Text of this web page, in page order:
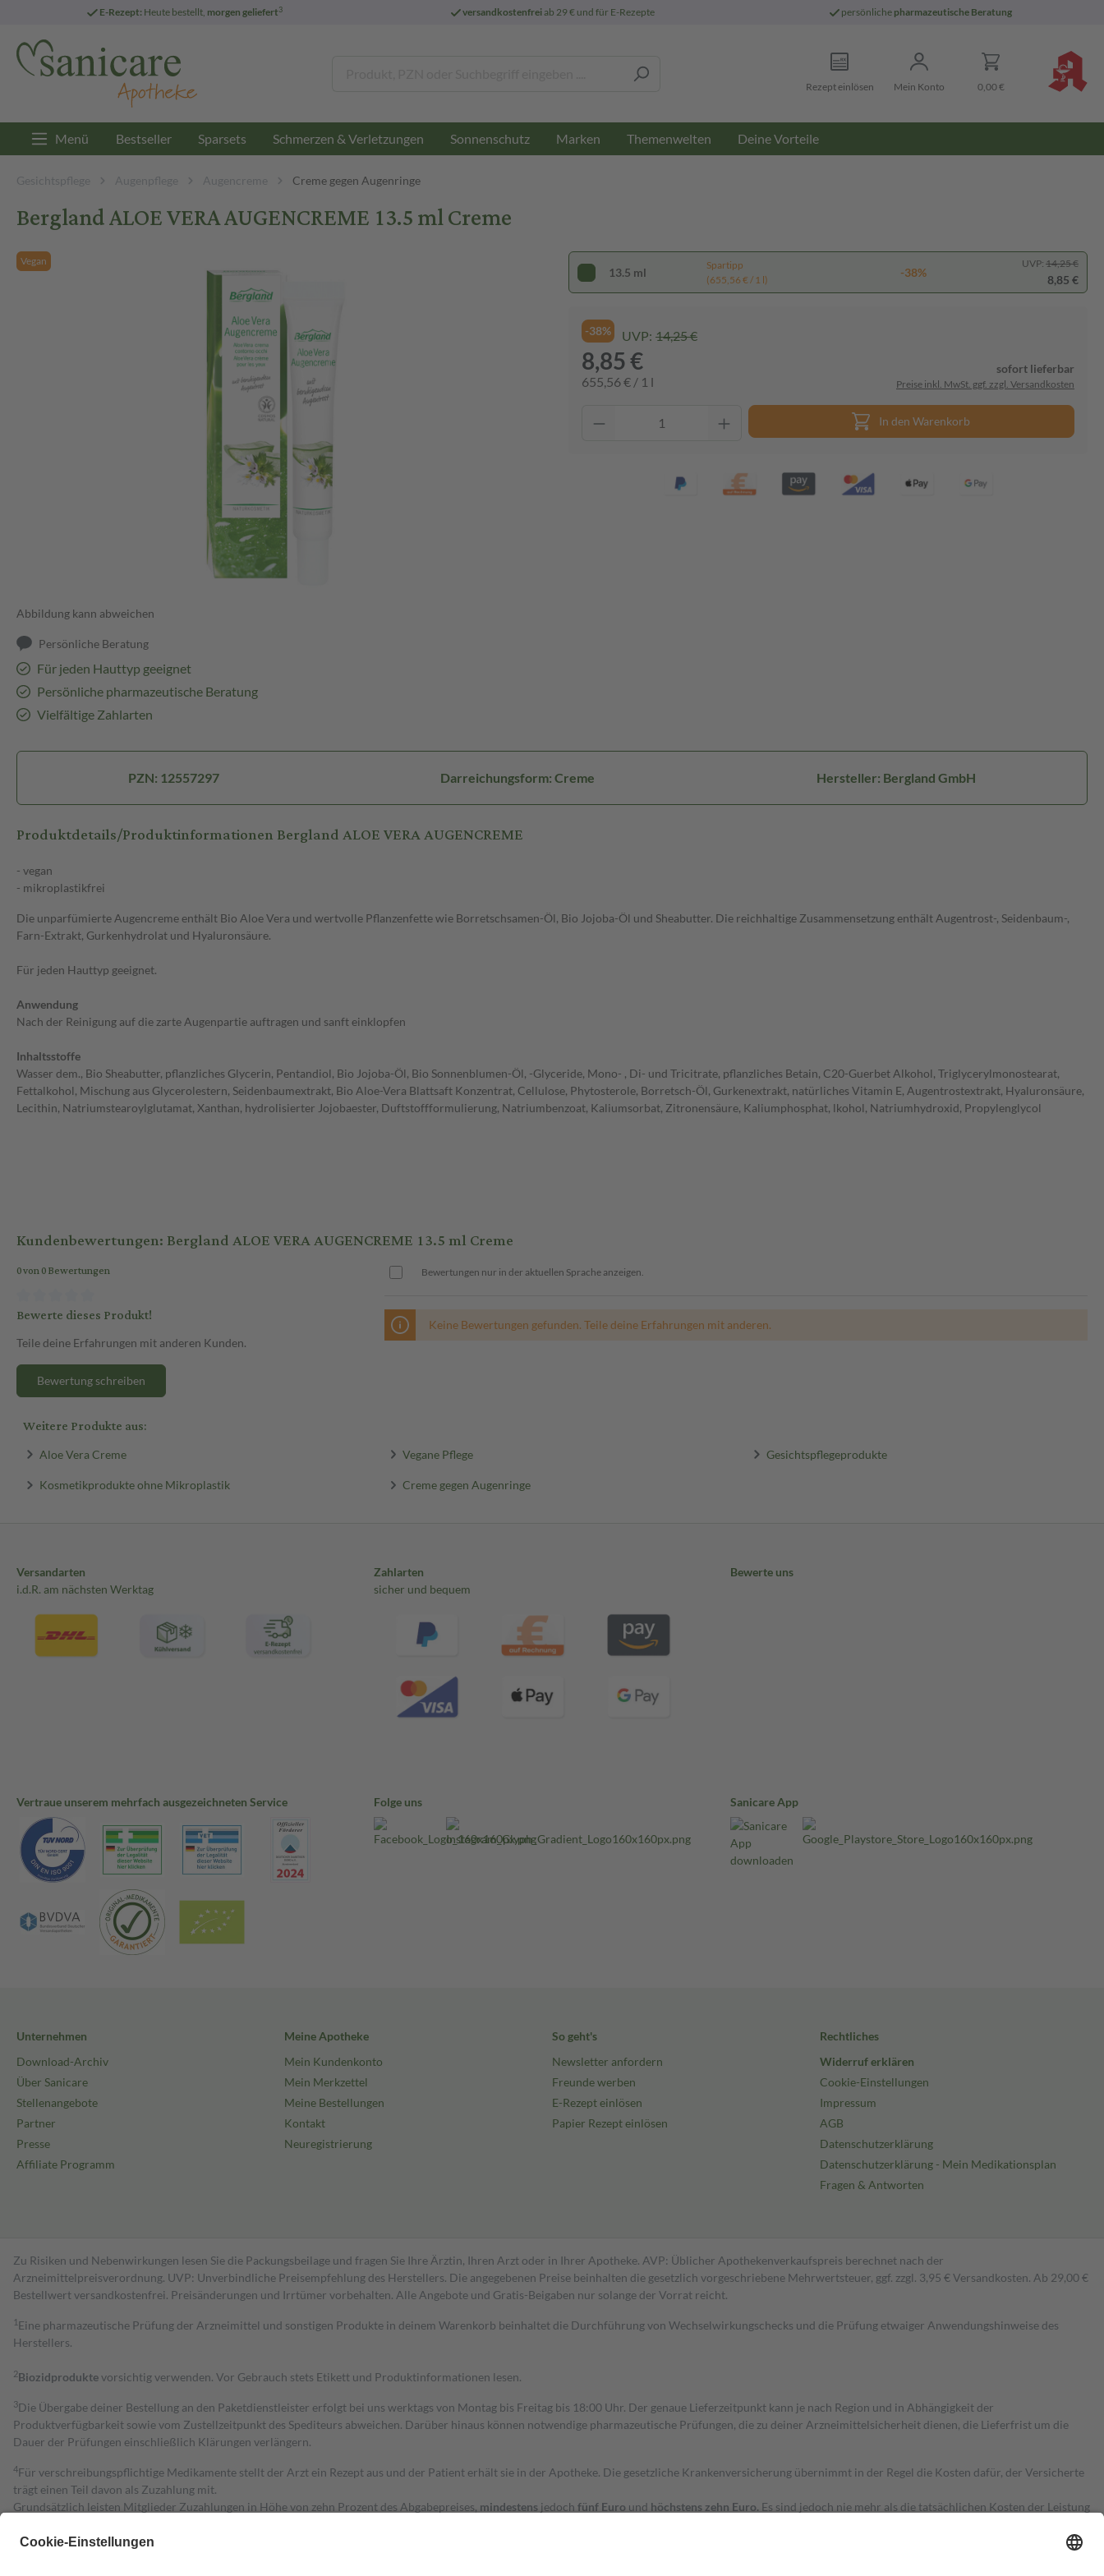
E-Rezept: Heute bestellt, morgen geliefert3 versandkostenfreiab 29 € und für E-Rezepte persönliche pharmazeutische Beratung
Rezept einlösen Mein Konto 0,00 €
Menü Bestseller Sparsets Schmerzen & Verletzungen Sonnenschutz Marken Themenwelten Deine Vorteile
Gesichtspflege Augenpflege Augencreme Creme gegen Augenringe
Bergland ALOE VERA AUGENCREME 13.5 ml Creme
Vegan
Abbildung kann abweichen
Persönliche Beratung
Für jeden Hauttyp geeignet
Persönliche pharmazeutische Beratung
Vielfältige Zahlarten
13.5 ml
Spartipp
(655,56 € / 1 l)
-38%
UVP: 14,25 €
8,85 €
-38% UVP: 14,25 €
8,85 €
655,56 € / 1 l
sofort lieferbar
Preise inkl. MwSt. ggf. zzgl. Versandkosten
In den Warenkorb
PZN: 12557297 Darreichungsform: Creme Hersteller: Bergland GmbH
Produktdetails/Produktinformationen Bergland ALOE VERA AUGENCREME
- vegan
- mikroplastikfrei
Die unparfümierte Augencreme enthält Bio Aloe Vera und wertvolle Pflanzenfette wie Borretschsamen-Öl, Bio Jojoba-Öl und Sheabutter. Die reichhaltige Zusammensetzung enthält Augentrost-, Seidenbaum-,
Farn-Extrakt, Gurkenhydrolat und Hyaluronsäure.
Für jeden Hauttyp geeignet.
Anwendung
Nach der Reinigung auf die zarte Augenpartie auftragen und sanft einklopfen
Inhaltsstoffe
Wasser dem., Bio Sheabutter, pflanzliches Glycerin, Pentandiol, Bio Jojoba-Öl, Bio Sonnenblumen-Öl, -Glyceride, Mono- , Di- und Tricitrate, pflanzliches Betain, C20-Guerbet Alkohol, Triglycerylmonostearat,
Fettalkohol, Mischung aus Glycerolestern, Seidenbaumextrakt, Bio Aloe-Vera Blattsaft Konzentrat, Cellulose, Phytosterole, Borretsch-Öl, Gurkenextrakt, natürliches Vitamin E, Augentrostextrakt, Hyaluronsäure,
Lecithin, Natriumstearoylglutamat, Xanthan, hydrolisierter Jojobaester, Duftstoffformulierung, Natriumbenzoat, Kaliumsorbat, Zitronensäure, Kaliumphosphat, lkohol, Natriumhydroxid, Propylenglycol
Kundenbewertungen: Bergland ALOE VERA AUGENCREME 13.5 ml Creme
0 von 0 Bewertungen
Bewerte dieses Produkt!
Teile deine Erfahrungen mit anderen Kunden.
Bewertung schreiben
Bewertungen nur in der aktuellen Sprache anzeigen.
Keine Bewertungen gefunden. Teile deine Erfahrungen mit anderen.
Weitere Produkte aus:
Aloe Vera Creme Vegane Pflege Gesichtspflegeprodukte
Kosmetikprodukte ohne Mikroplastik Creme gegen Augenringe
Versandarten
i.d.R. am nächsten Werktag
Zahlarten
sicher und bequem
Bewerte uns
Vertraue unserem mehrfach ausgezeichneten Service Folge uns Sanicare App
Unternehmen
Download-Archiv
Über Sanicare
Stellenangebote
Partner
Presse
Affiliate Programm
Meine Apotheke
Mein Kundenkonto
Mein Merkzettel
Meine Bestellungen
Kontakt
Neuregistrierung
So geht's
Newsletter anfordern
Freunde werben
E-Rezept einlösen
Papier Rezept einlösen
Rechtliches
Widerruf erklären
Cookie-Einstellungen
Impressum
AGB
Datenschutzerklärung
Datenschutzerklärung - Mein Medikationsplan
Fragen & Antworten
Zu Risiken und Nebenwirkungen lesen Sie die Packungsbeilage und fragen Sie Ihre Ärztin, Ihren Arzt oder in Ihrer Apotheke. AVP: Üblicher Apothekenverkaufspreis berechnet nach der
Arzneimittelpreisverordnung. UVP: Unverbindliche Preisempfehlung des Herstellers. Die angegebenen Preise beinhalten die gesetzlich vorgeschriebene Mehrwertsteuer, ggf. zzgl. 3,95 € Versandkosten. Ab 29,00 €
Bestell­wert versand­kosten­frei. Preisänderungen und Irrtümer vorbehalten. Alle Angebote und Gratis-Beigaben nur solange der Vorrat reicht.
1 Eine pharmazeutische Prüfung der Arzneimittel und sonstigen Produkte in deinem Warenkorb beinhaltet die Durchführung von Wechselwirkungschecks und die Prüfung etwaiger Anwendungshinweise des
Herstellers.
2Biozidproduktevorsichtig verwenden. Vor Gebrauch stets Etikett und Produktinformationen lesen.
3Die Übergabe deiner Bestellung an den Paketdienstleister erfolgt bei uns werktags von Montag bis Freitag bis 18:00 Uhr. Der genaue Lieferzeitpunkt kann je nach Region und in Abhängigkeit der
Produktverfügbarkeit sowie vom Zustellzeitpunkt des Spediteurs abweichen. Darüber hinaus können notwendige pharmazeutische Prüfungen, die zu deiner Arzneimittelsicherheit dienen, die Lieferfrist um die
Dauer der Prüfungen einschließlich Klärungen verlängern.
4Für verschreibungspflichtige Medikamente stellt der Arzt ein Rezept aus und der Patient erhält sie in der Apotheke. Die gesetzliche Krankenversicherung übernimmt in der Regel die Kosten dafür, der Versicherte
trägt einen Teil davon als Zuzahlung mit.
Grundsätzlich leisten Mitglieder Zuzahlungen in Höhe von zehn Prozent des Abgabepreises, mindestens jedoch fünf Euro und höchstens zehn Euro. Es sind jedoch nie mehr als die tatsächlichen Kosten der Leistung
Diese Regeln gelten grundsätzlich auch für Online-Apotheken.